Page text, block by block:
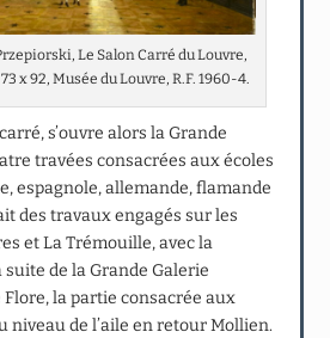
Le Salon Carré du Louvre,
x 92, Musée du Louvre, R.F. 1960-4.
s’ouvre alors la Grande
travées consacrées aux écoles
espagnole, allemande, flamande
des travaux engagés sur les
et La Trémouille, avec la
de la Grande Galerie
Flore, la partie consacrée aux
niveau de l’aile en retour Mollien.